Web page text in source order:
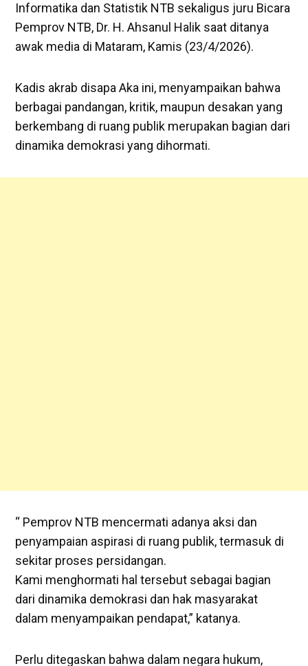
Informatika dan Statistik NTB sekaligus juru Bicara
Pemprov NTB, Dr. H. Ahsanul Halik saat ditanya
awak media di Mataram, Kamis (23/4/2026).
Kadis akrab disapa Aka ini, menyampaikan bahwa
berbagai pandangan, kritik, maupun desakan yang
berkembang di ruang publik merupakan bagian dari
dinamika demokrasi yang dihormati.
“ Pemprov NTB mencermati adanya aksi dan
penyampaian aspirasi di ruang publik, termasuk di
sekitar proses persidangan.
Kami menghormati hal tersebut sebagai bagian
dari dinamika demokrasi dan hak masyarakat
dalam menyampaikan pendapat,” katanya.
Perlu ditegaskan bahwa dalam negara hukum,